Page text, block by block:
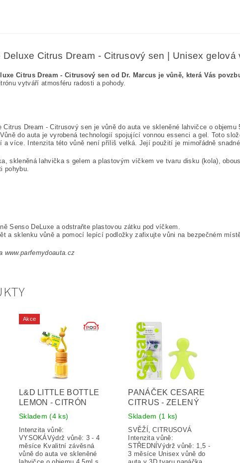
Deluxe Citrus Dream - Citrusový sen | Unisex gelová
Citrus Dream - Citrusový sen od Dr. Marcus je vůně, která Vás
vytváří atmosféru radosti a pohody.
Citrus Dream - Citrusový sen je vůně do auta ve skleněné lahvičce o
do auta je vyrobená technologií spojující vonnou essenci a gel. Toto
a více. Intenzita této vůně není příliš velká. Její použití je mimořádně
skleněná lahvička s gelem a plastovým víčkem ve tvaru disku (kola),
pohybu.
Senso DeLuxe a odstraňte plastovou zátku pod víčkem.
a sklenku vůně a pomocí lepící podložky zafixujte vůni na bezpečném
www.parfemydoauta.cz
Akce
L&D LITTLE BOTTLE
LEMON - CITRÓN
Skladem(4 ks)
Intenzita vůně:
VYSOKÁVýdrž vůně: 3 - 4
měsíce Kvalitní závěsná
vůně do auta ve skleněné
PANÁČEK CESARE
CITRUS - ZELENÝ
Skladem (1 ks)
SVĚŽÍ, CITRUSOVÁ
Intenzita vůně:
STŘEDNÍVýdrž vůně: 1,5 -
3 měsíce Unisex vůně do